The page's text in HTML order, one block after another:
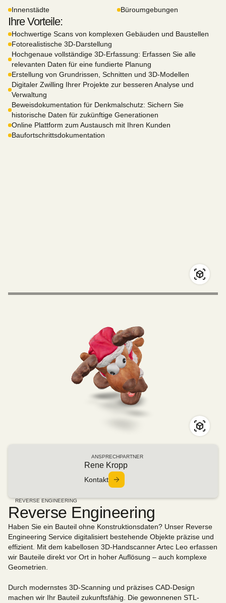
Innenstädte Büroumgebungen
Ihre Vorteile:
Hochwertige Scans von komplexen Gebäuden und Baustellen
Fotorealistische 3D-Darstellung
Hochgenaue vollständige 3D-Erfassung: Erfassen Sie alle
relevanten Daten für eine fundierte Planung
Erstellung von Grundrissen, Schnitten und 3D-Modellen
Digitaler Zwilling Ihrer Projekte zur besseren Analyse und
Verwaltung
Beweisdokumentation für Denkmalschutz: Sichern Sie
historische Daten für zukünftige Generationen
Online Plattform zum Austausch mit Ihren Kunden
Baufortschrittsdokumentation
ANSPRECHPARTNER
Rene Kropp
Kontakt
REVERSE ENGINEERING
Reverse Engineering
Haben Sie ein Bauteil ohne Konstruktionsdaten? Unser Reverse
Engineering Service digitalisiert bestehende Objekte präzise und
effizient. Mit dem kabellosen 3D-Handscanner Artec Leo erfassen
wir Bauteile direkt vor Ort in hoher Auflösung – auch komplexe
Geometrien.
Durch modernstes 3D-Scanning und präzises CAD-Design
machen wir Ihr Bauteil zukunftsfähig. Die gewonnenen STL-